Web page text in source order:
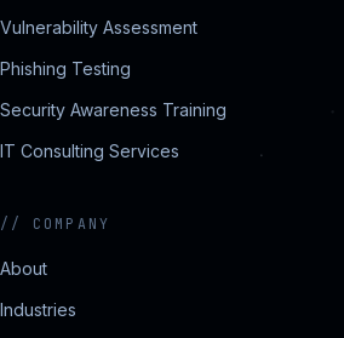
Vulnerability Assessment
Phishing Testing
Security Awareness Training
IT Consulting Services
// COMPANY
About
Industries